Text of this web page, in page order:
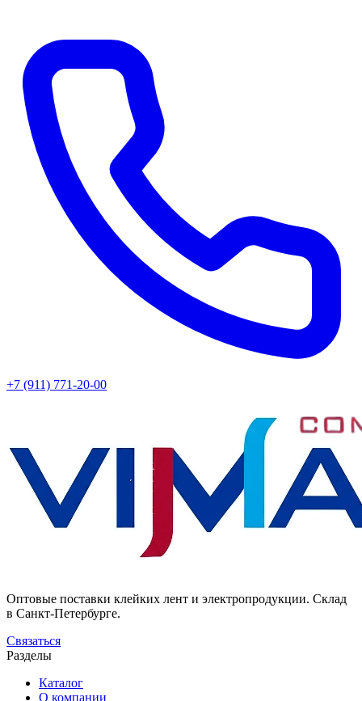
+7 (911) 771-20-00
Оптовые поставки клейких лент и электропродукции. Склад
в Санкт-Петербурге.
Связаться
Разделы
Каталог
О компании